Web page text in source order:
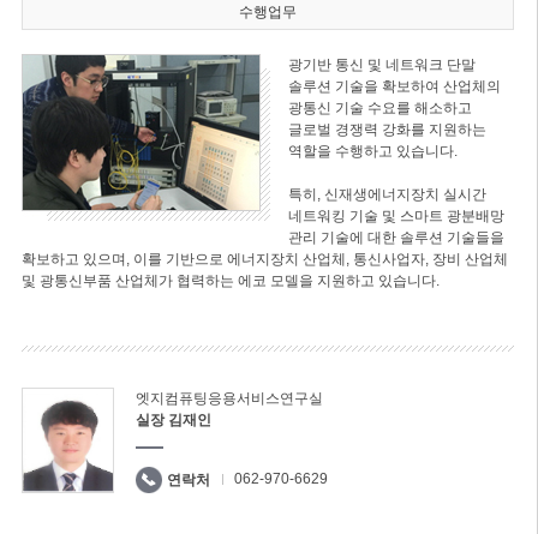
수행업무
광기반 통신 및 네트워크 단말
솔루션 기술을 확보하여 산업체의
광통신 기술 수요를 해소하고
글로벌 경쟁력 강화를 지원하는
역할을 수행하고 있습니다.
특히, 신재생에너지장치 실시간
네트워킹 기술 및 스마트 광분배망
관리 기술에 대한 솔루션 기술들을
확보하고 있으며, 이를 기반으로 에너지장치 산업체, 통신사업자, 장비 산업체
및 광통신부품 산업체가 협력하는 에코 모델을 지원하고 있습니다.
엣지컴퓨팅응용서비스연구실
실장 김재인
연락처 062-970-6629